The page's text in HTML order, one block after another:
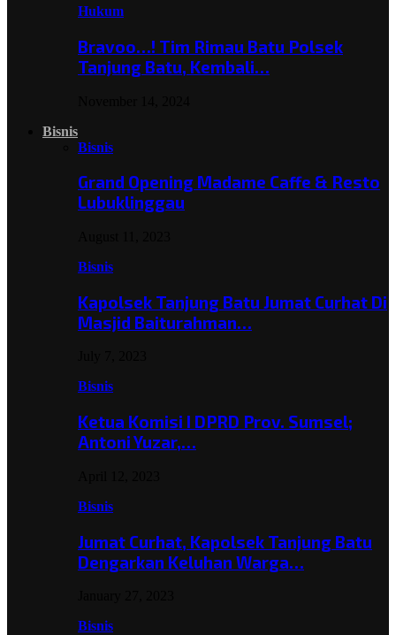
Hukum
Bravoo…! Tim Rimau Batu Polsek
Tanjung Batu, Kembali…
Bisnis
Bisnis
Grand Opening Madame Caffe & Resto
Lubuklinggau
Bisnis
Kapolsek Tanjung Batu Jumat Curhat Di
Masjid Baiturahman…
Bisnis
Ketua Komisi I DPRD Prov. Sumsel;
Antoni Yuzar,…
Bisnis
Jumat Curhat, Kapolsek Tanjung Batu
Dengarkan Keluhan Warga…
Bisnis